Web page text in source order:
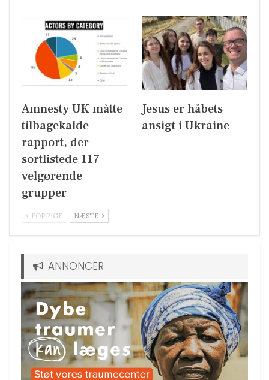
Amnesty UK måtte
tilbagekalde
rapport, der
sortlistede 117
velgørende
grupper
Jesus er håbets
ansigt i Ukraine
FORRIGE NÆSTE
ANNONCER